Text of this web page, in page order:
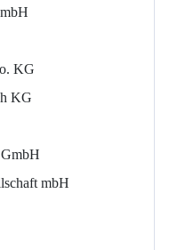
KG
KG
mbH